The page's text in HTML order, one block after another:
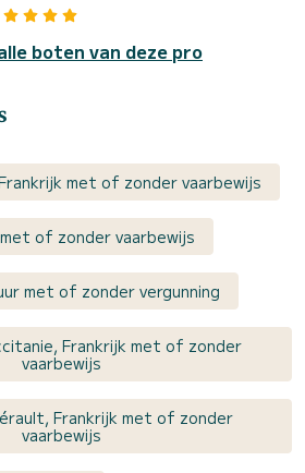
boten van deze pro
met of zonder vaarbewijs
of zonder vaarbewijs
met of zonder vergunning
Frankrijk met of zonder
vaarbewijs
Frankrijk met of zonder
vaarbewijs